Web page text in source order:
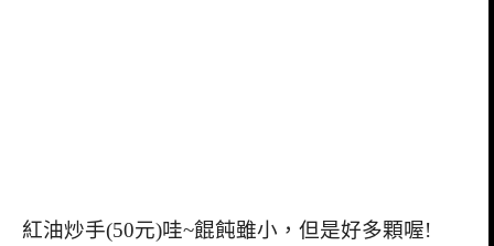
紅油炒手(50元)哇~餛飩雖小，但是好多顆喔!